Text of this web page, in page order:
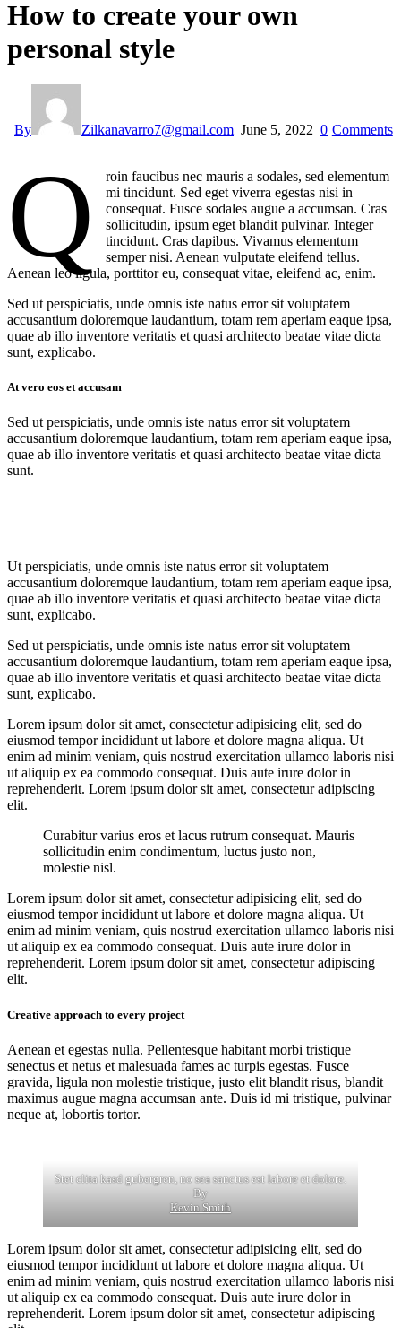
How to create your own
personal style
By Zilkanavarro7@gmail.com June 5, 2022 0 Comments
Q
roin faucibus nec mauris a sodales, sed elementum
mi tincidunt. Sed eget viverra egestas nisi in
consequat. Fusce sodales augue a accumsan. Cras
sollicitudin, ipsum eget blandit pulvinar. Integer
tincidunt. Cras dapibus. Vivamus elementum
semper nisi. Aenean vulputate eleifend tellus.
Aenean leo ligula, porttitor eu, consequat vitae, eleifend ac, enim.
Sed ut perspiciatis, unde omnis iste natus error sit voluptatem
accusantium doloremque laudantium, totam rem aperiam eaque ipsa,
quae ab illo inventore veritatis et quasi architecto beatae vitae dicta
sunt, explicabo.
At vero eos et accusam
Sed ut perspiciatis, unde omnis iste natus error sit voluptatem
accusantium doloremque laudantium, totam rem aperiam eaque ipsa,
quae ab illo inventore veritatis et quasi architecto beatae vitae dicta
sunt.
Ut perspiciatis, unde omnis iste natus error sit voluptatem
accusantium doloremque laudantium, totam rem aperiam eaque ipsa,
quae ab illo inventore veritatis et quasi architecto beatae vitae dicta
sunt, explicabo.
Sed ut perspiciatis, unde omnis iste natus error sit voluptatem
accusantium doloremque laudantium, totam rem aperiam eaque ipsa,
quae ab illo inventore veritatis et quasi architecto beatae vitae dicta
sunt, explicabo.
Lorem ipsum dolor sit amet, consectetur adipisicing elit, sed do
eiusmod tempor incididunt ut labore et dolore magna aliqua. Ut
enim ad minim veniam, quis nostrud exercitation ullamco laboris nisi
ut aliquip ex ea commodo consequat. Duis aute irure dolor in
reprehenderit. Lorem ipsum dolor sit amet, consectetur adipiscing
elit.
Curabitur varius eros et lacus rutrum consequat. Mauris
sollicitudin enim condimentum, luctus justo non,
molestie nisl.
Lorem ipsum dolor sit amet, consectetur adipisicing elit, sed do
eiusmod tempor incididunt ut labore et dolore magna aliqua. Ut
enim ad minim veniam, quis nostrud exercitation ullamco laboris nisi
ut aliquip ex ea commodo consequat. Duis aute irure dolor in
reprehenderit. Lorem ipsum dolor sit amet, consectetur adipiscing
elit.
Creative approach to every project
Aenean et egestas nulla. Pellentesque habitant morbi tristique
senectus et netus et malesuada fames ac turpis egestas. Fusce
gravida, ligula non molestie tristique, justo elit blandit risus, blandit
maximus augue magna accumsan ante. Duis id mi tristique, pulvinar
neque at, lobortis tortor.
Stet clita kasd gubergren, no sea sanctus est labore et dolore.
By
Kevin Smith
Lorem ipsum dolor sit amet, consectetur adipisicing elit, sed do
eiusmod tempor incididunt ut labore et dolore magna aliqua. Ut
enim ad minim veniam, quis nostrud exercitation ullamco laboris nisi
ut aliquip ex ea commodo consequat. Duis aute irure dolor in
reprehenderit. Lorem ipsum dolor sit amet, consectetur adipiscing